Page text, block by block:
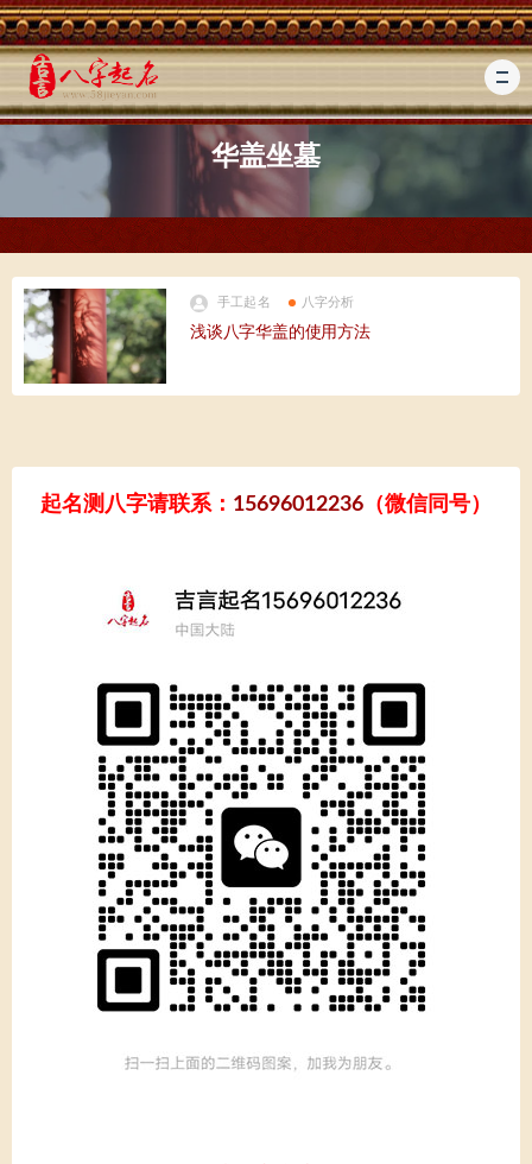
华盖坐墓
手工起名 八字分析
浅谈八字华盖的使用方法
起名测八字请联系： 15696012236 （微信同号）